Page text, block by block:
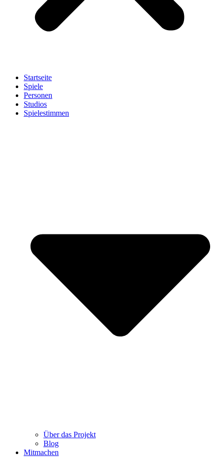
Startseite
Spiele
Personen
Studios
Spielestimmen
Über das Projekt
Blog
Mitmachen